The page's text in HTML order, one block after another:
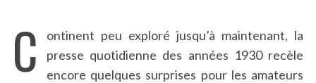
C
ontinent peu exploré jusqu’à maintenant, la
presse quotidienne des années 1930 recèle
encore quelques surprises pour les amateurs